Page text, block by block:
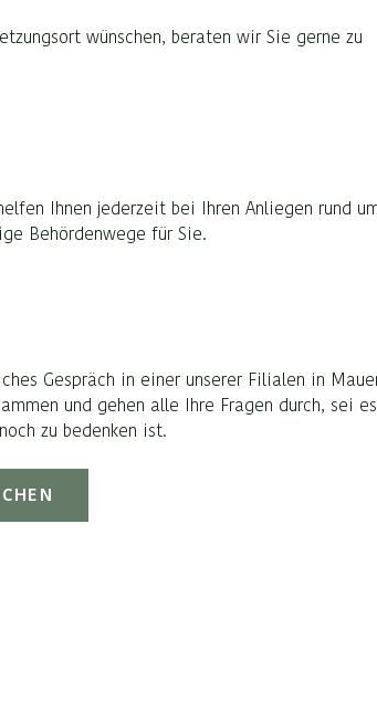
wünschen, beraten wir Sie gerne zu
Ihnen jederzeit bei Ihren Anliegen rund
Behördenwege für Sie.
Gespräch in einer unserer Filialen in
und gehen alle Ihre Fragen durch, sei es
zu bedenken ist.